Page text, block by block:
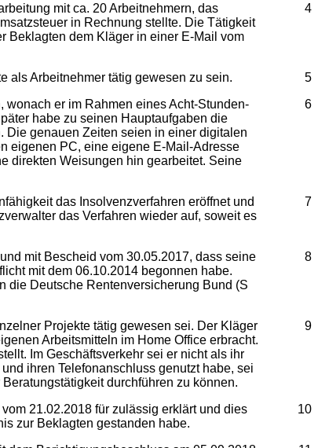
4
mit ca. 20 Arbeitnehmern, das
in Rechnung stellte. Die Tätigkeit
Beklagten dem Kläger in einer E-Mail vom
5
Arbeitnehmer tätig gewesen zu sein.
6
er im Rahmen eines Acht-Stunden-
habe zu seinen Hauptaufgaben die
Die genauen Zeiten seien in einer digitalen
eigenen PC, eine eigene E-Mail-Adresse
direkten Weisungen hin gearbeitet. Seine
7
das Insolvenzverfahren eröffnet und
das Verfahren wieder auf, soweit es
8
Bescheid vom 30.05.2017, dass seine
mit dem 06.10.2014 begonnen habe.
die Deutsche Rentenversicherung Bund (S
9
Projekte tätig gewesen sei. Der Kläger
Arbeitsmitteln im Home Office erbracht.
Im Geschäftsverkehr sei er nicht als ihr
ihren Telefonanschluss genutzt habe, sei
durchführen zu können.
10
21.02.2018 für zulässig erklärt und dies
zur Beklagten gestanden habe.